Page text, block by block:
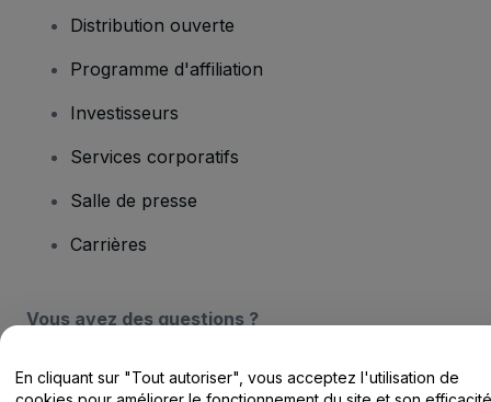
Distribution ouverte
Programme d'affiliation
Investisseurs
Services corporatifs
Salle de presse
Carrières
Vous avez des questions ?
Centre d'assistance / Nous contacter
En cliquant sur "Tout autoriser", vous acceptez l'utilisation de